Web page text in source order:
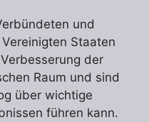
und
Staaten
der
Raum und sind
über wichtige
führen kann.